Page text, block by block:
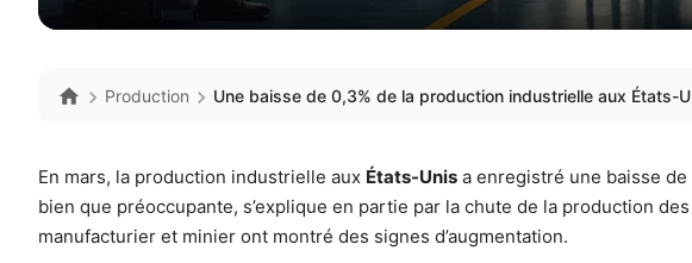
Production Une baisse de 0,3% de la production industrielle aux États-
En mars, la production industrielle aux États-Unis a enregistré une baisse de
bien que préoccupante, s’explique en partie par la chute de la production
manufacturier et minier ont montré des signes d’augmentation.